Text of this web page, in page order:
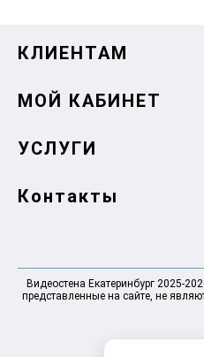
КЛИЕНТАМ
МОЙ КАБИНЕТ
УСЛУГИ
Контакты
Видеостена Екатеринбург 2025-
представленные на сайте, не